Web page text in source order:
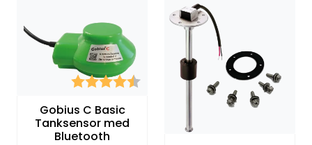
Karakter:
4.5 av 5 mulige
Gobius C Basic
Tanksensor med
Bluetooth
Outlet
Kampanje